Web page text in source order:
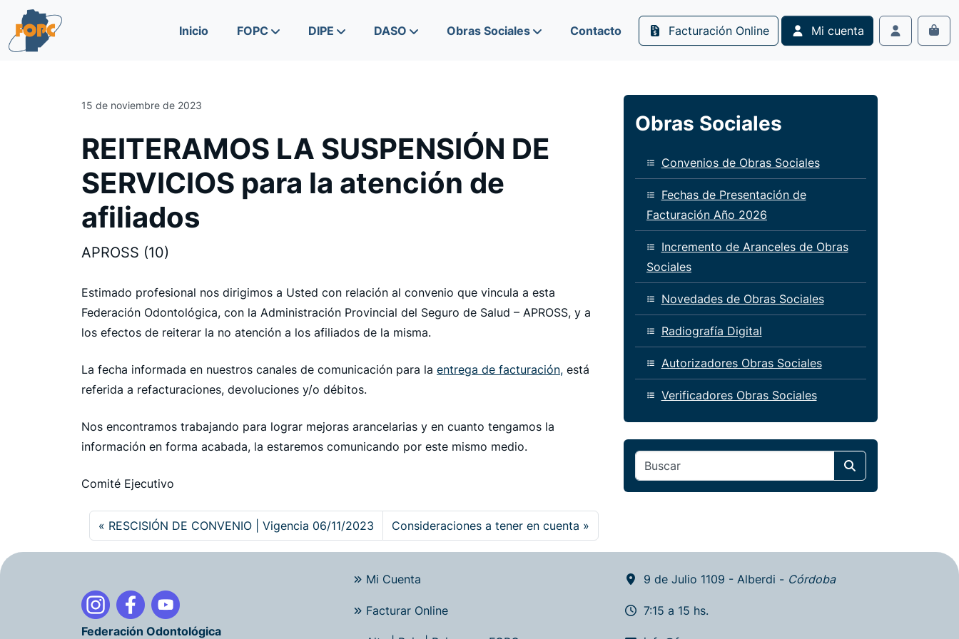
Skip to content
Skip to footer
Inicio
FOPC DIPE DASO Obras Sociales Contacto Facturación Online
Mi cuenta
Account
Cart
15 de noviembre de 2023
REITERAMOS LA SUSPENSIÓN DE
SERVICIOS para la atención de
afiliados
APROSS (10)
Estimado profesional nos dirigimos a Usted con relación al convenio que vincula a esta
Federación Odontológica, con la Administración Provincial del Seguro de Salud – APROSS, y a
los efectos de reiterar la no atención a los afiliados de la misma.
La fecha informada en nuestros canales de comunicación para la entrega de facturación, está
referida a refacturaciones, devoluciones y/o débitos.
Nos encontramos trabajando para lograr mejoras arancelarias y en cuanto tengamos la
información en forma acabada, la estaremos comunicando por este mismo medio.
Comité Ejecutivo
RESCISIÓN DE CONVENIO | Vigencia 06/11/2023 Consideraciones a tener en cuenta
Obras Sociales
Convenios de Obras Sociales
Fechas de Presentación de
Facturación Año 2026
Incremento de Aranceles de Obras
Sociales
Novedades de Obras Sociales
Radiografía Digital
Autorizadores Obras Sociales
Verificadores Obras Sociales
Federación Odontológica
Mi Cuenta
Facturar Online
9 de Julio 1109 - Alberdi - Córdoba
7:15 a 15 hs.